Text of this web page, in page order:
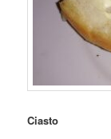
Ciasto